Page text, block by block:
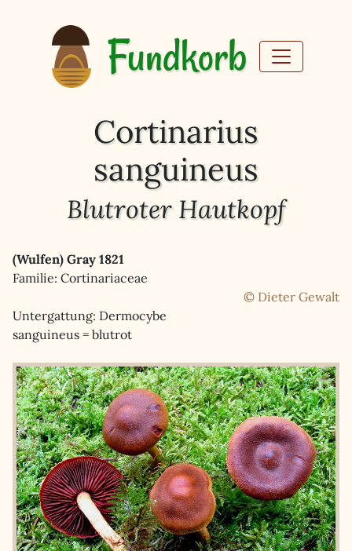
Fundkorb
Cortinarius
sanguineus
Blutroter Hautkopf
(Wulfen) Gray 1821
Familie: Cortinariaceae
© Dieter Gewalt
Untergattung: Dermocybe
sanguineus = blutrot